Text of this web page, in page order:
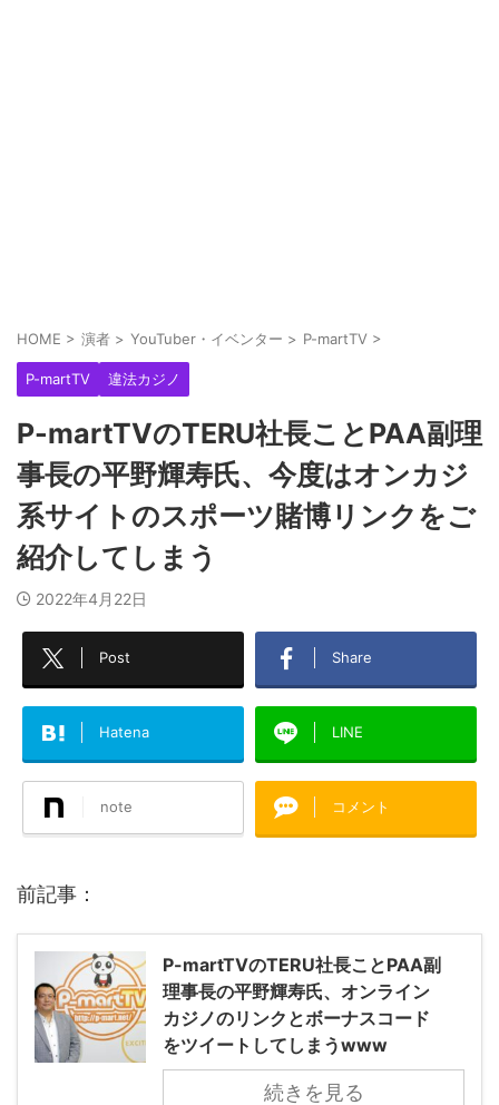
HOME > 演者 > YouTuber・イベンター > P-martTV >
P-martTV 違法カジノ
P-martTVのTERU社長ことPAA副理
事長の平野輝寿氏、今度はオンカジ
系サイトのスポーツ賭博リンクをご
紹介してしまう
2022年4月22日
Post Share
Hatena LINE
note コメント
前記事：
P-martTVのTERU社長ことPAA副
理事長の平野輝寿氏、オンライン
カジノのリンクとボーナスコード
をツイートしてしまうwww
続きを見る